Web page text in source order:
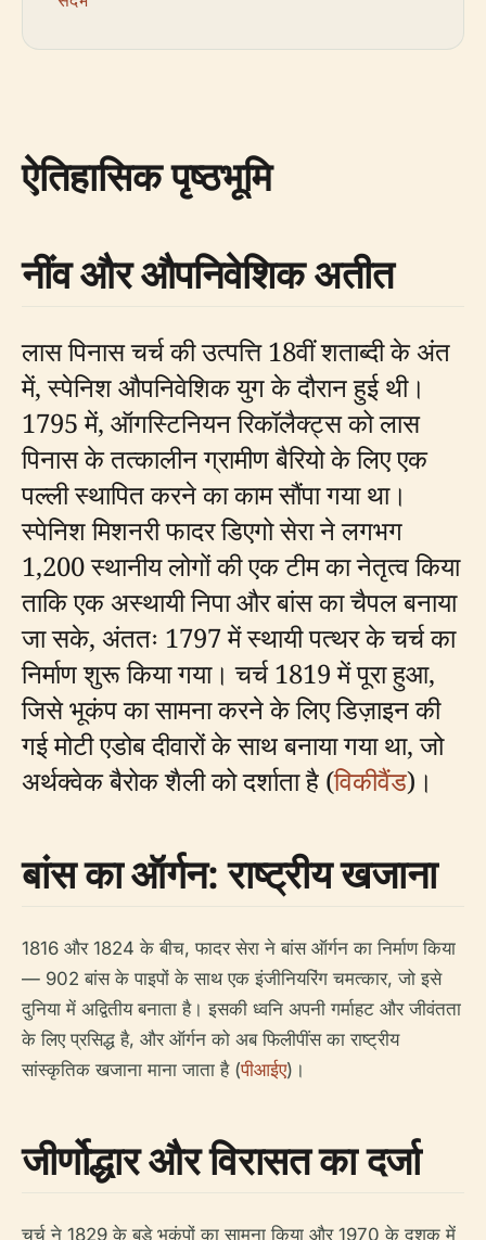
ऐतिहासिक पृष्ठभूमि
नींव और औपनिवेशिक अतीत
लास पिनास चर्च की उत्पत्ति 18वीं शताब्दी के अंत
में, स्पेनिश औपनिवेशिक युग के दौरान हुई थी।
1795 में, ऑगस्टिनियन रिकॉलैक्ट्स को लास
पिनास के तत्कालीन ग्रामीण बैरियो के लिए एक
पल्ली स्थापित करने का काम सौंपा गया था।
स्पेनिश मिशनरी फादर डिएगो सेरा ने लगभग
1,200 स्थानीय लोगों की एक टीम का नेतृत्व किया
ताकि एक अस्थायी निपा और बांस का चैपल बनाया
जा सके, अंततः 1797 में स्थायी पत्थर के चर्च का
निर्माण शुरू किया गया। चर्च 1819 में पूरा हुआ,
जिसे भूकंप का सामना करने के लिए डिज़ाइन की
गई मोटी एडोब दीवारों के साथ बनाया गया था, जो
अर्थक्वेक बैरोक शैली को दर्शाता है (विकीवैंड)।
बांस का ऑर्गन: राष्ट्रीय खजाना
1816 और 1824 के बीच, फादर सेरा ने बांस ऑर्गन का निर्माण किया
— 902 बांस के पाइपों के साथ एक इंजीनियरिंग चमत्कार, जो इसे
दुनिया में अद्वितीय बनाता है। इसकी ध्वनि अपनी गर्माहट और जीवंतता
के लिए प्रसिद्ध है, और ऑर्गन को अब फिलीपींस का राष्ट्रीय
सांस्कृतिक खजाना माना जाता है (पीआईए)।
जीर्णोद्धार और विरासत का दर्जा
चर्च ने 1829 के बड़े भूकंपों का सामना किया और 1970 के दशक में